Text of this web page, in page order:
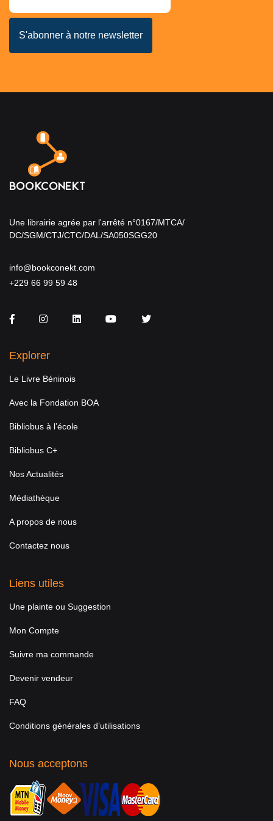
Une librairie agrée par l'arrêté n°0167/MTCA/
DC/SGM/CTJ/CTC/DAL/SA050SGG20
info@bookconekt.com
+229 66 99 59 48
FacebookInstagramLinkedInYou TubeTwitter
Explorer
Le Livre Béninois
Avec la Fondation BOA
Bibliobus à l’école
Bibliobus C+
Nos Actualités
Médiathèque
A propos de nous
Contactez nous
Liens utiles
Une plainte ou Suggestion
Mon Compte
Suivre ma commande
Devenir vendeur
FAQ
Conditions générales d’utilisations
Nous acceptons